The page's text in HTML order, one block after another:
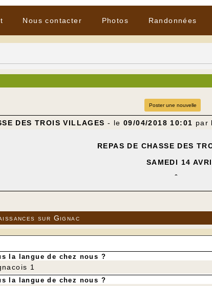
Nous contacter Photos Randonnées
Poster une nouvelle
DES TROIS VILLAGES - le09/04/2018 10:01 par
REPAS DE CHASSE DES
SAMEDI 14
Terrine
Trou
Steak de biche et
sur Gignac
la langue de chez nous ?
1
la langue de chez nous ?